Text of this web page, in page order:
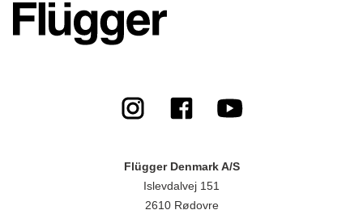
Flügger Denmark A/S
Islevdalvej 151
2610 Rødovre